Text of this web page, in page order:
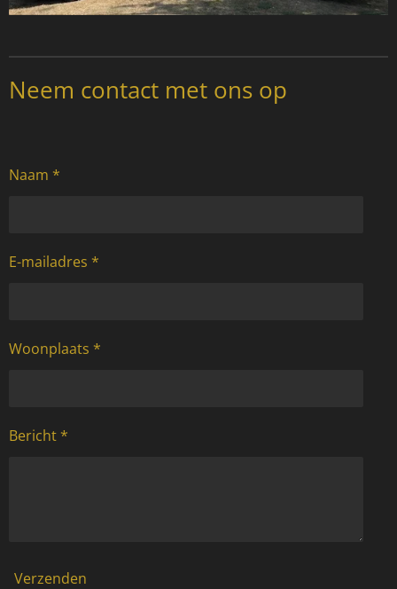
Neem contact met ons op
Naam *
E-mailadres *
Woonplaats *
Bericht *
Verzenden